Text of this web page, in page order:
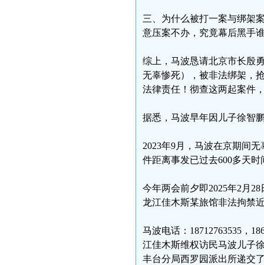
三、为什么被打一案与绑架
意压案不办，究竟幕后黑手
综上，马波恳请北京市长殷
无辜惨死），被非法绑架，
法律责任！彻查这两起案件
据悉，马波早年因儿子徐智
2023年9月，马波在京期间
件距离事发已过去600多天
今年两会前夕即2025年2月
龙江佳木斯某旅馆非法拘禁
马波电话：18712763535，
江佳木斯维权访民马波儿子
丰台分局西罗园派出所递交